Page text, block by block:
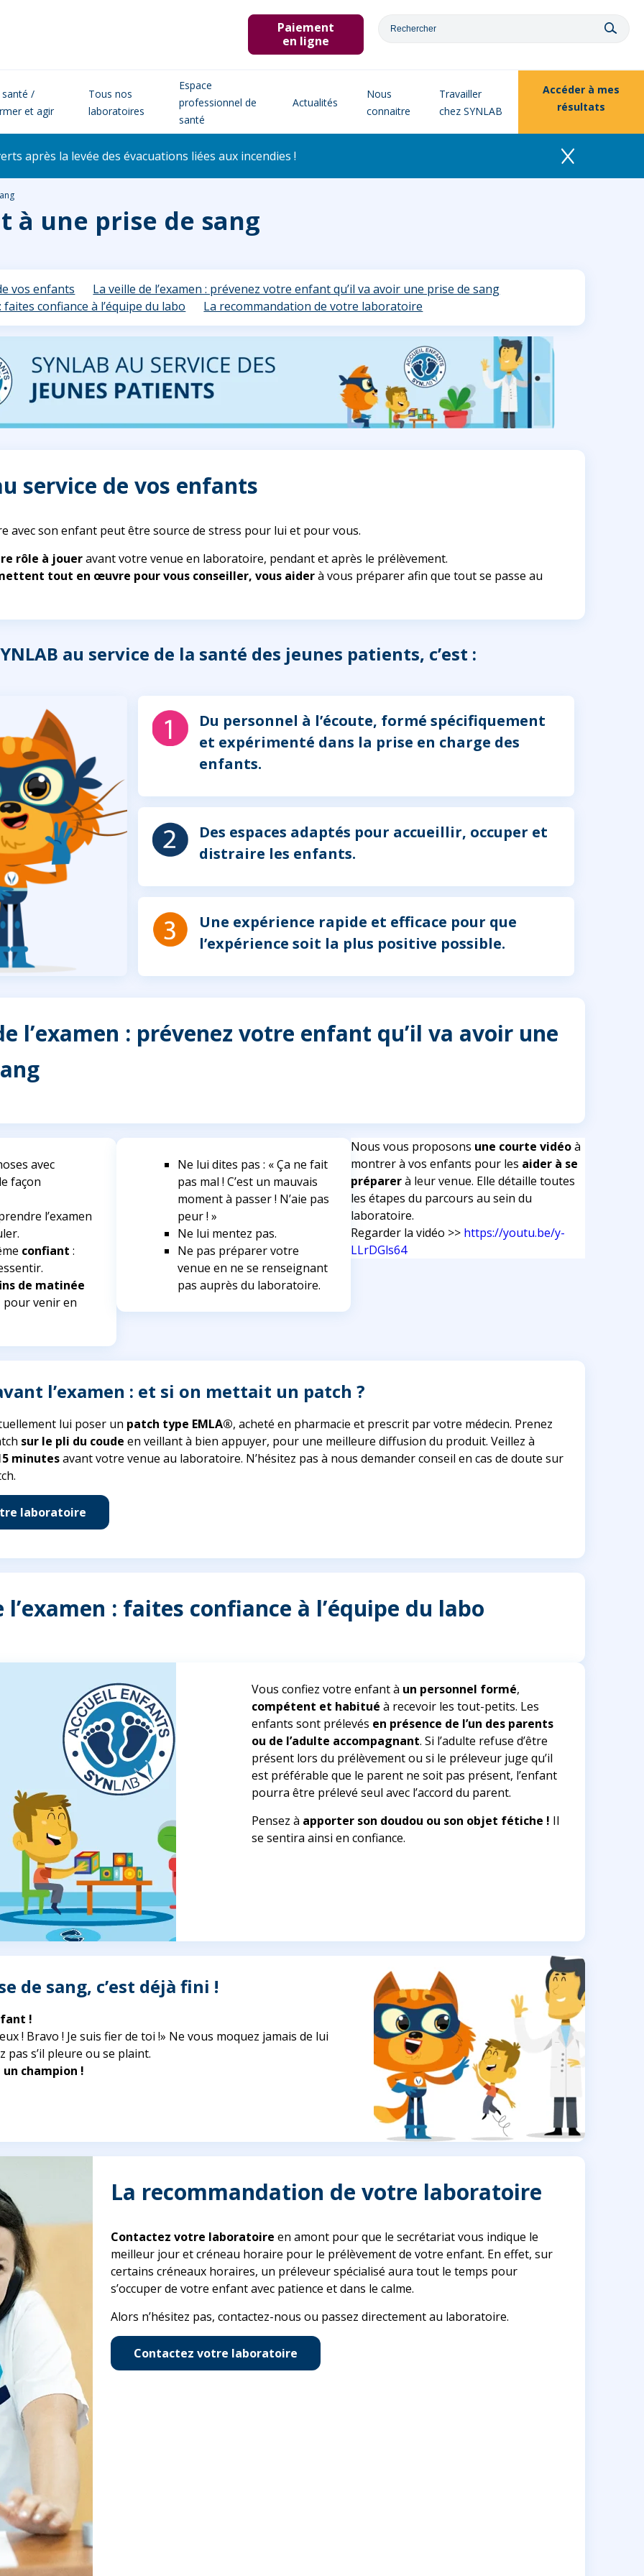
Paiement
en ligne
/
et agir
Tous nos
laboratoires
Espace
professionnel de
santé
Actualités
Nous
connaitre
Travailler
chez SYNLAB
Accéder à mes
résultats
après la levée des évacuations liées aux incendies !
une prise de sang
vos enfants
La veille de l’examen : prévenez votre enfant qu’il va avoir une prise de sang
faites confiance à l’équipe du labo
La recommandation de votre laboratoire
service de vos enfants
avec son enfant peut être source de stress pour lui et pour vous.
rôle à joueravant votre venue en laboratoire, pendant et après le prélèvement.
tout en œuvre pour vous conseiller, vous aiderà vous préparer afin que tout se passe au
au service de la santé des jeunes patients, c’est :
Du personnel à l’écoute, formé spécifiquement
et expérimenté dans la prise en charge des
enfants.
Des espaces adaptés pour accueillir, occuper et
distraire les enfants.
Une expérience rapide et efficace pour que
l’expérience soit la plus positive possible.
l’examen : prévenez votre enfant qu’il va avoir une
avec
façon
l’examen
confiant :
de matinée
pour venir en
Ne lui dites pas : « Ça ne fait
pas mal ! C’est un mauvais
moment à passer ! N’aie pas
peur ! »
Ne lui mentez pas.
Ne pas préparer votre
venue en ne se renseignant
pas auprès du laboratoire.
Nous vous proposons une courte vidéoà
montrer à vos enfants pour les aider à se
préparerà leur venue. Elle détaille toutes
les étapes du parcours au sein du
laboratoire.
Regarder la vidéo >> https://youtu.be/y-
LLrDGls64
l’examen : et si on mettait un patch ?
lui poser un patch type EMLA®, acheté en pharmacie et prescrit par votre médecin. Prenez
sur le pli du coude en veillant à bien appuyer, pour une meilleure diffusion du produit. Veillez à
minutesavant votre venue au laboratoire. N’hésitez pas à nous demander conseil en cas de doute sur
laboratoire
l’examen : faites confiance à l’équipe du labo
Vous confiez votre enfant à un personnel formé,
compétent et habitué à recevoir les tout-petits. Les
enfants sont prélevés en présence de l’un des parents
ou de l’adulte accompagnant. Si l’adulte refuse d’être
présent lors du prélèvement ou si le préleveur juge qu’il
est préférable que le parent ne soit pas présent, l’enfant
pourra être prélevé seul avec l’accord du parent.
Pensez à apporter son doudou ou son objet fétiche ! Il
se sentira ainsi en confiance.
de sang, c’est déjà fini !
!
! Bravo ! Je suis fier de toi !» Ne vous moquez jamais de lui
pas s’il pleure ou se plaint.
un champion !
La recommandation de votre laboratoire
Contactez votre laboratoire en amont pour que le secrétariat vous indique le
meilleur jour et créneau horaire pour le prélèvement de votre enfant. En effet, sur
certains créneaux horaires, un préleveur spécialisé aura tout le temps pour
s’occuper de votre enfant avec patience et dans le calme.
Alors n’hésitez pas, contactez-nous ou passez directement au laboratoire.
Contactez votre laboratoire